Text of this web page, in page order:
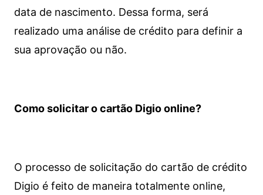
data de nascimento. Dessa forma, será
realizado uma análise de crédito para definir a
sua aprovação ou não.
Como solicitar o cartão Digio online?
O processo de solicitação do cartão de crédito
Digio é feito de maneira totalmente online,